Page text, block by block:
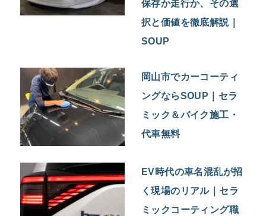
保存か走行か、その選
択と価値を徹底解説｜
SOUP
岡山市でカーコーティ
ングならSOUP｜セラ
ミック＆バイク施工・
代車無料
EV時代の車名混乱が招
く現場のリアル｜セラ
ミックコーティング職